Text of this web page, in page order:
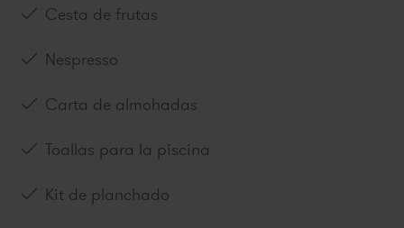
Cesta de frutas
Nespresso
Carta de almohadas
Toallas para la piscina
Kit de planchado